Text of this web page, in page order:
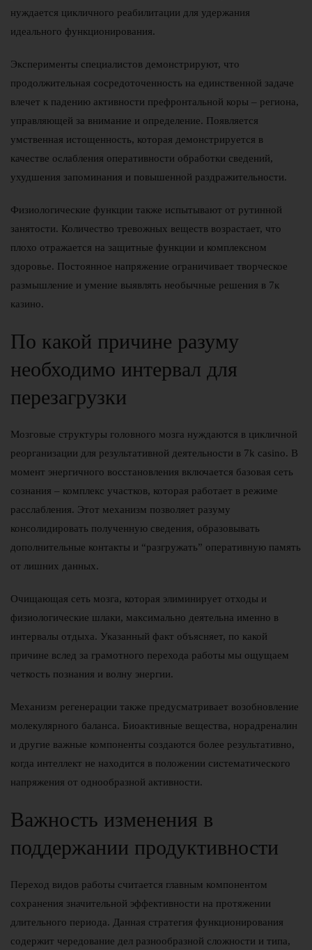
нуждается цикличного реабилитации для удержания
идеального функционирования.
Эксперименты специалистов демонстрируют, что
продолжительная сосредоточенность на единственной задаче
влечет к падению активности префронтальной коры – региона,
управляющей за внимание и определение. Появляется
умственная истощенность, которая демонстрируется в
качестве ослабления оперативности обработки сведений,
ухудшения запоминания и повышенной раздражительности.
Физиологические функции также испытывают от рутинной
занятости. Количество тревожных веществ возрастает, что
плохо отражается на защитные функции и комплексном
здоровье. Постоянное напряжение ограничивает творческое
размышление и умение выявлять необычные решения в 7к
казино.
По какой причине разуму
необходимо интервал для
перезагрузки
Мозговые структуры головного мозга нуждаются в цикличной
реорганизации для результативной деятельности в 7k casino. В
момент энергичного восстановления включается базовая сеть
сознания – комплекс участков, которая работает в режиме
расслабления. Этот механизм позволяет разуму
консолидировать полученную сведения, образовывать
дополнительные контакты и “разгружать” оперативную память
от лишних данных.
Очищающая сеть мозга, которая элиминирует отходы и
физиологические шлаки, максимально деятельна именно в
интервалы отдыха. Указанный факт объясняет, по какой
причине вслед за грамотного перехода работы мы ощущаем
четкость познания и волну энергии.
Механизм регенерации также предусматривает возобновление
молекулярного баланса. Биоактивные вещества, норадреналин
и другие важные компоненты создаются более результативно,
когда интеллект не находится в положении систематического
напряжения от однообразной активности.
Важность изменения в
поддержании продуктивности
Переход видов работы считается главным компонентом
сохранения значительной эффективности на протяжении
длительного периода. Данная стратегия функционирования
содержит чередование дел разнообразной сложности и типа,